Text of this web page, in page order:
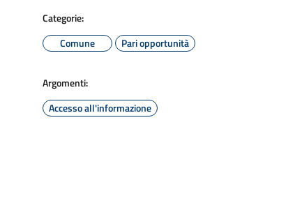
Categorie:
Comune
Pari opportunità
Argomenti:
Accesso all'informazione